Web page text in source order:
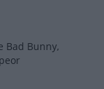
Bad Bunny,